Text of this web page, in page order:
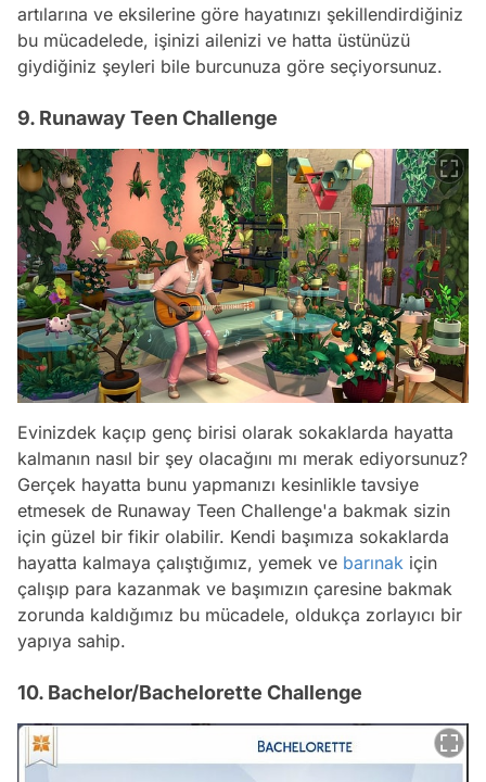
artılarına ve eksilerine göre hayatınızı şekillendirdiğiniz
bu mücadelede, işinizi ailenizi ve hatta üstünüzü
giydiğiniz şeyleri bile burcunuza göre seçiyorsunuz.
9. Runaway Teen Challenge
Evinizdek kaçıp genç birisi olarak sokaklarda hayatta
kalmanın nasıl bir şey olacağını mı merak ediyorsunuz?
Gerçek hayatta bunu yapmanızı kesinlikle tavsiye
etmesek de Runaway Teen Challenge'a bakmak sizin
için güzel bir fikir olabilir. Kendi başımıza sokaklarda
hayatta kalmaya çalıştığımız, yemek ve barınak için
çalışıp para kazanmak ve başımızın çaresine bakmak
zorunda kaldığımız bu mücadele, oldukça zorlayıcı bir
yapıya sahip.
10. Bachelor/Bachelorette Challenge